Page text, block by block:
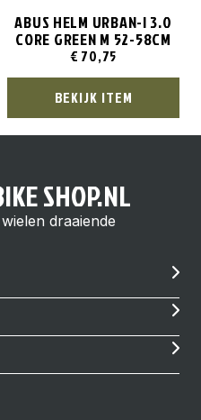
ABUS HELM URBAN-I 3.0
CORE GREEN M 52-58CM
€ 70,75
BEKIJK ITEM
SHOP.NL
draaiende